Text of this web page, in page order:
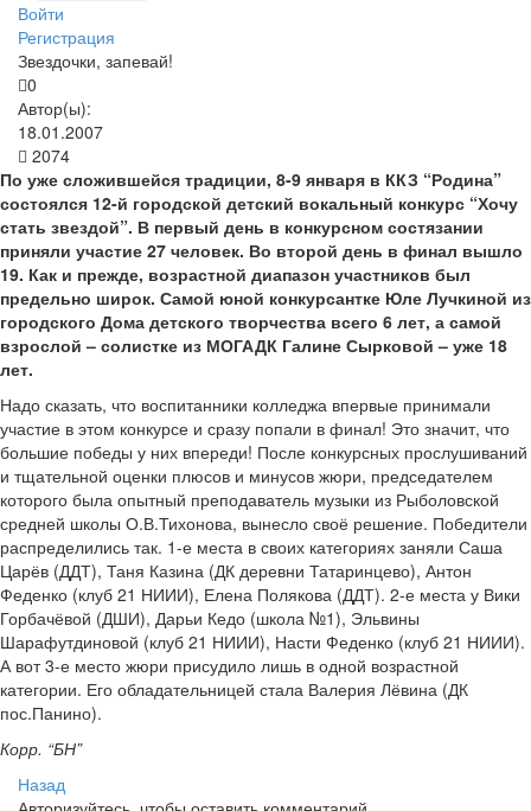
Войти
Регистрация
Звездочки, запевай!
0
Автор(ы):
18.01.2007
2074
По уже сложившейся традиции, 8-9 января в ККЗ “Родина”
состоялся 12-й городской детский вокальный конкурс “Хочу
стать звездой”. В первый день в конкурсном состязании
приняли участие 27 человек. Во второй день в финал вышло
19. Как и прежде, возрастной диапазон участников был
предельно широк. Самой юной конкурсантке Юле Лучкиной из
городского Дома детского творчества всего 6 лет, а самой
взрослой – солистке из МОГАДК Галине Сырковой – уже 18
лет.
Надо сказать, что воспитанники колледжа впервые принимали
участие в этом конкурсе и сразу попали в финал! Это значит, что
большие победы у них впереди! После конкурсных прослушиваний
и тщательной оценки плюсов и минусов жюри, председателем
которого была опытный преподаватель музыки из Рыболовской
средней школы О.В.Тихонова, вынесло своё решение. Победители
распределились так. 1-е места в своих категориях заняли Саша
Царёв (ДДТ), Таня Казина (ДК деревни Татаринцево), Антон
Феденко (клуб 21 НИИИ), Елена Полякова (ДДТ). 2-е места у Вики
Горбачёвой (ДШИ), Дарьи Кедо (школа №1), Эльвины
Шарафутдиновой (клуб 21 НИИИ), Насти Феденко (клуб 21 НИИИ).
А вот 3-е место жюри присудило лишь в одной возрастной
категории. Его обладательницей стала Валерия Лёвина (ДК
пос.Панино).
Корр. “БН”
Назад